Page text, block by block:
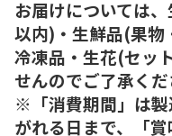
お届けについては
以内)・生鮮品(果物
冷凍品・生花(セッ
せんのでご了承くだ
※「消費期間」は
がれる日まで、「